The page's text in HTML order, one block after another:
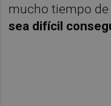
mucho tiempo
sea difícil